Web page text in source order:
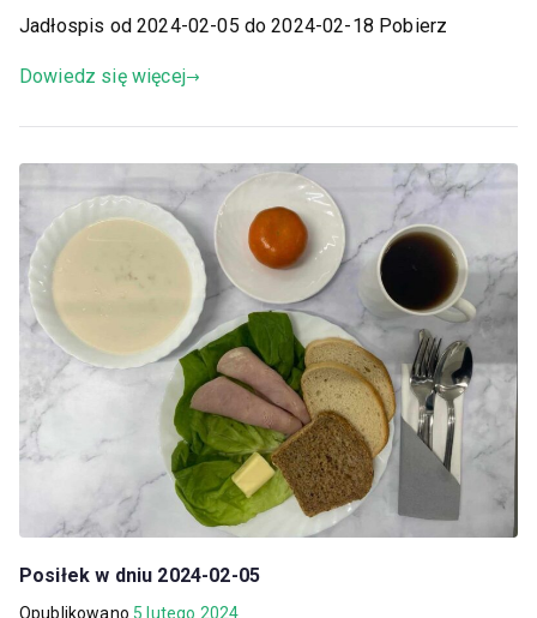
Jadłospis od 2024-02-05 do 2024-02-18 Pobierz
Dowiedz się więcej
Posiłek w dniu 2024-02-05
Opublikowano 5 lutego 2024